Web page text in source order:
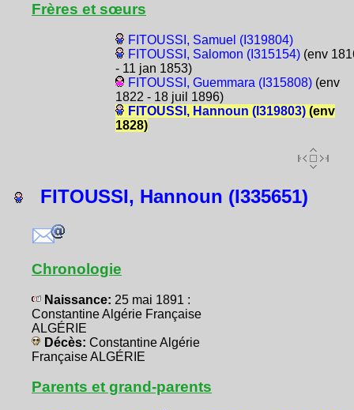
Frères et sœurs
FITOUSSI, Samuel (I319804)
FITOUSSI, Salomon (I315154)(env
- 11 jan 1853)
FITOUSSI, Guemmara (I315808)(env
1822 - 18 juil 1896)
FITOUSSI, Hannoun (I319803)(env
1828)
FITOUSSI, Hannoun (I335651)
Chronologie
Naissance: 25 mai 1891 :
Constantine Algérie Française
ALGÉRIE
Décès: Constantine Algérie
Française ALGÉRIE
Parents et grand-parents